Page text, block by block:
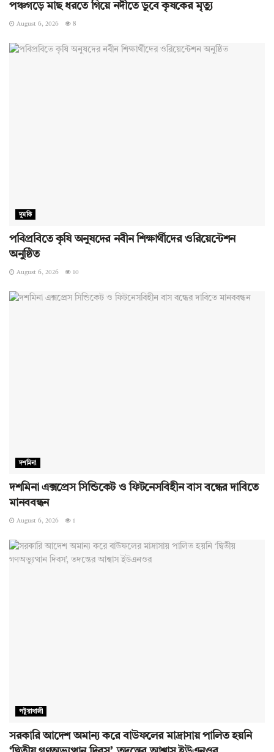
পঞ্চগড়ে মাছ ধরতে গিয়ে নদীতে ডুবে কৃষকের মৃত্যু
August 6, 2026 8
দুমকি
পবিপ্রবিতে কৃষি অনুষদের নবীন শিক্ষার্থীদের ওরিয়েন্টেশন
অনুষ্ঠিত
August 6, 2026 10
দশমিনা
দশমিনা এক্সপ্রেস সিন্ডিকেট ও ফিটনেসবিহীন বাস বন্ধের দাবিতে
মানববন্ধন
August 6, 2026 1
পটুয়াখালী
সরকারি আদেশ অমান্য করে বাউফলের মাদ্রাসায় পালিত হয়নি